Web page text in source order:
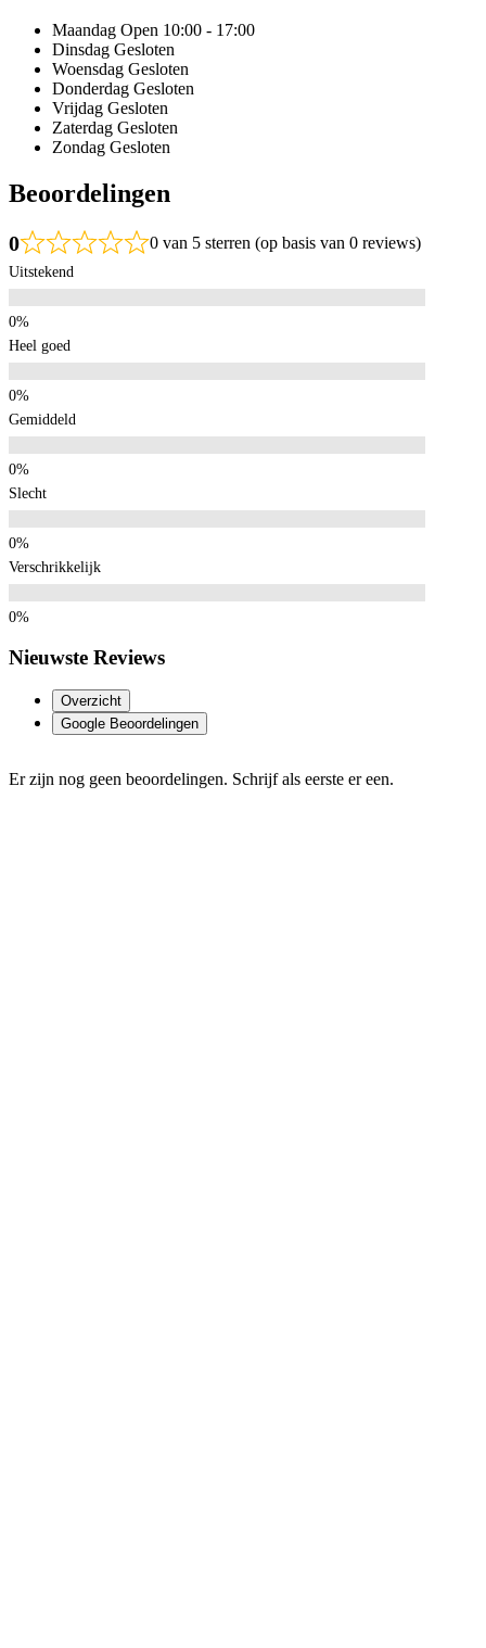
Maandag Open 10:00 - 17:00
Dinsdag Gesloten
Woensdag Gesloten
Donderdag Gesloten
Vrijdag Gesloten
Zaterdag Gesloten
Zondag Gesloten
Beoordelingen
0 0 van 5 sterren (op basis van 0 reviews)
Uitstekend
Heel goed
Gemiddeld
Slecht
Verschrikkelijk
Nieuwste Reviews
Overzicht
Google Beoordelingen
Er zijn nog geen beoordelingen. Schrijf als eerste er een.